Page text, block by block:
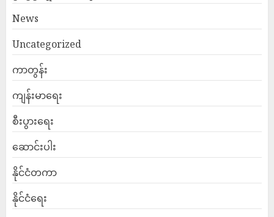
News
Uncategorized
ကာတွန်း
ကျန်းမာရေး
စီးပွားရေး
ဆောင်းပါး
နိုင်ငံတကာ
နိုင်ငံရေး